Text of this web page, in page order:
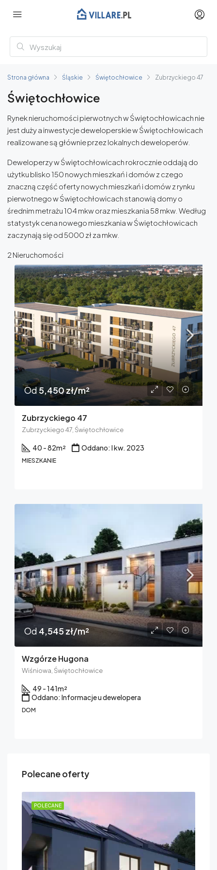
Strona główna Śląskie Świętochłowice Zubrzyckiego 47
Świętochłowice
Rynek nieruchomości pierwotnych w Świętochłowicach nie
jest duży a inwestycje deweloperskie w Świętochłowicach
realizowane są głównie przez lokalnych deweloperów.
Deweloperzy w Świętochłowicach rokrocznie oddają do
użytku blisko 150 nowych mieszkań i domów z czego
znaczną część oferty nowych mieszkań i domów z rynku
pierwotnego w Świętochłowicach stanowią domy o
średnim metrażu 104 mkw oraz mieszkania 58 mkw. Według
statystyk cena nowego mieszkania w Świętochłowicach
zaczynają się od 5000 zł za mkw.
2 Nieruchomości
Od 5,450 zł/m²
Zubrzyckiego 47
Zubrzyckiego 47, Świętochłowice
40 - 82m² Oddano: I kw. 2023
MIESZKANIE
Od 4,545 zł/m²
Wzgórze Hugona
Wiśniowa, Świętochłowice
49 - 141m²
Oddano: Informacje u dewelopera
DOM
Polecane oferty
POLECANE